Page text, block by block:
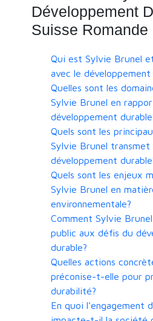
Développement
Suisse Romande
Qui est Sylvie Brunel
avec le développement
Quelles sont les
Sylvie Brunel en
développement
Quels sont les
Sylvie Brunel transmet
développement
Quels sont les enjeux
Sylvie Brunel en
environnementale?
Comment Sylvie
public aux défis du
durable?
Quelles actions
préconise-t-elle pour
durabilité?
En quoi l’engagement